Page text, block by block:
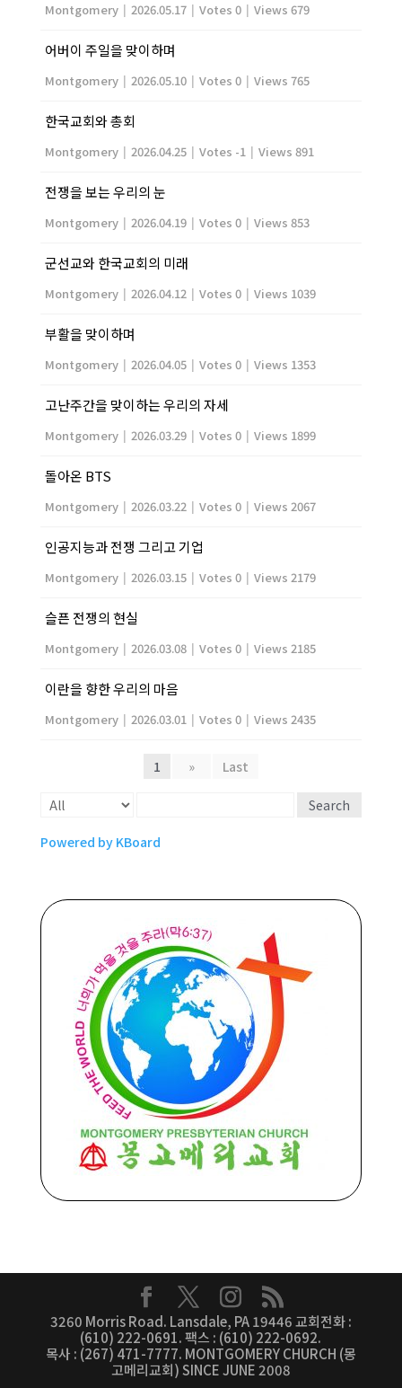
Montgomery | 2026.05.17 | Votes 0 | Views 679
어버이 주일을 맞이하며
Montgomery | 2026.05.10 | Votes 0 | Views 765
한국교회와 총회
Montgomery | 2026.04.25 | Votes -1 | Views 891
전쟁을 보는 우리의 눈
Montgomery | 2026.04.19 | Votes 0 | Views 853
군선교와 한국교회의 미래
Montgomery | 2026.04.12 | Votes 0 | Views 1039
부활을 맞이하며
Montgomery | 2026.04.05 | Votes 0 | Views 1353
고난주간을 맞이하는 우리의 자세
Montgomery | 2026.03.29 | Votes 0 | Views 1899
돌아온 BTS
Montgomery | 2026.03.22 | Votes 0 | Views 2067
인공지능과 전쟁 그리고 기업
Montgomery | 2026.03.15 | Votes 0 | Views 2179
슬픈 전쟁의 현실
Montgomery | 2026.03.08 | Votes 0 | Views 2185
이란을 향한 우리의 마음
Montgomery | 2026.03.01 | Votes 0 | Views 2435
1 » Last
Search
Powered by KBoard
3260 Morris Road. Lansdale, PA 19446 교회전화 :
(610) 222-0691. 팩스 : (610) 222-0692.
목사 : (267) 471-7777. MONTGOMERY CHURCH (몽
고메리교회) SINCE JUNE 2008